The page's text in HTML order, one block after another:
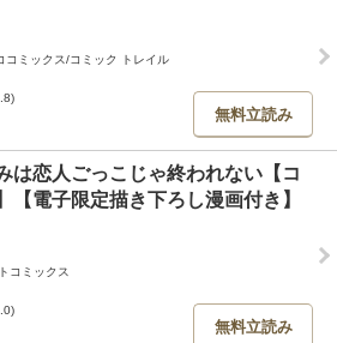
コミックス/コミック トレイル
無料立読み
は恋人ごっこじゃ終われない【コ
【電子限定描き下ろし漫画付き】
コミックス
無料立読み